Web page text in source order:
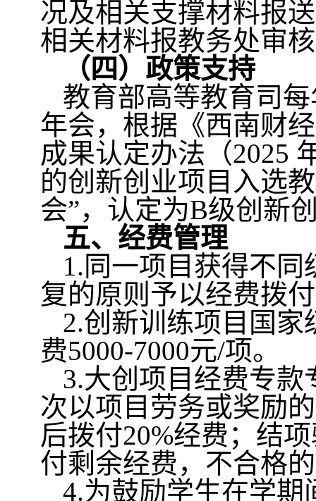
况及相关支撑材料报
相关材料报教务处审
（四）政策支持
教育部高等教育司
年会，根据《西南财
成果认定办法（2025
的创新创业项目入选
会”，认定为B级创新
五、经费管理
1.同一项目获得不
复的原则予以经费拨
2.创新训练项目国家
费5000-7000元/项。
3.大创项目经费专款
次以项目劳务或奖励
后拨付20%经费； 结
付剩余经费，不合格
4.为鼓励学生在学期